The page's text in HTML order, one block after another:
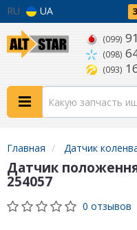
RU UA
(099)
(098)
(093)
Главная Датчик
Датчик
254057
0 отзывов